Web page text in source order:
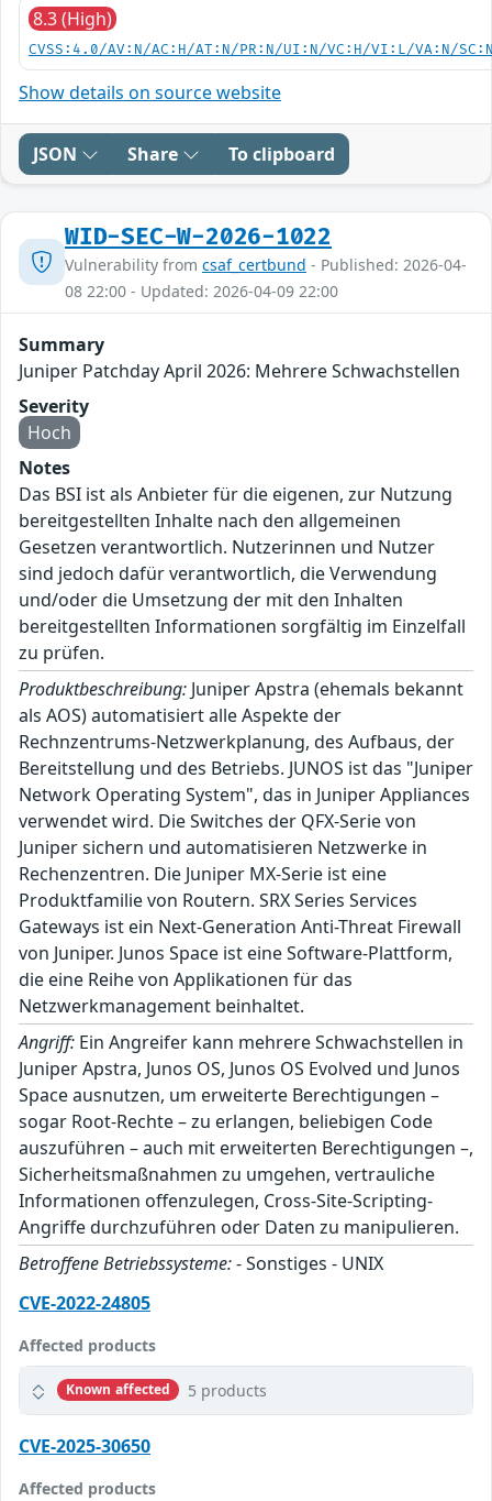
8.3 (High)
CVSS:4.0/AV:N/AC:H/AT:N/PR:N/UI:N/VC:H/VI:L/VA:N/
Show details on source website
JSON Share To clipboard
WID-SEC-W-2026-1022
Vulnerability from csaf_certbund - Published: 2026-04-
08 22:00 - Updated: 2026-04-09 22:00
Summary
Juniper Patchday April 2026: Mehrere Schwachstellen
Severity
Hoch
Notes
Das BSI ist als Anbieter für die eigenen, zur Nutzung
bereitgestellten Inhalte nach den allgemeinen
Gesetzen verantwortlich. Nutzerinnen und Nutzer
sind jedoch dafür verantwortlich, die Verwendung
und/oder die Umsetzung der mit den Inhalten
bereitgestellten Informationen sorgfältig im Einzelfall
zu prüfen.
Produktbeschreibung: Juniper Apstra (ehemals bekannt
als AOS) automatisiert alle Aspekte der
Rechnzentrums-Netzwerkplanung, des Aufbaus, der
Bereitstellung und des Betriebs. JUNOS ist das "Juniper
Network Operating System", das in Juniper Appliances
verwendet wird. Die Switches der QFX-Serie von
Juniper sichern und automatisieren Netzwerke in
Rechenzentren. Die Juniper MX-Serie ist eine
Produktfamilie von Routern. SRX Series Services
Gateways ist ein Next-Generation Anti-Threat Firewall
von Juniper. Junos Space ist eine Software-Plattform,
die eine Reihe von Applikationen für das
Netzwerkmanagement beinhaltet.
Angriff: Ein Angreifer kann mehrere Schwachstellen in
Juniper Apstra, Junos OS, Junos OS Evolved und Junos
Space ausnutzen, um erweiterte Berechtigungen –
sogar Root-Rechte – zu erlangen, beliebigen Code
auszuführen – auch mit erweiterten Berechtigungen –,
Sicherheitsmaßnahmen zu umgehen, vertrauliche
Informationen offenzulegen, Cross-Site-Scripting-
Angriffe durchzuführen oder Daten zu manipulieren.
Betroffene Betriebssysteme:- Sonstiges - UNIX
CVE-2022-24805
Affected products
Known affected 5 products
CVE-2025-30650
Affected products